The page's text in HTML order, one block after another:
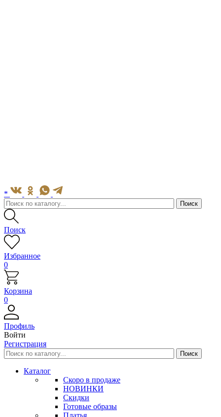
*
Поиск
Избранное
0
Корзина
0
Профиль
Войти
Регистрация
Каталог
Скоро в продаже
НОВИНКИ
Скидки
Готовые образы
Платья